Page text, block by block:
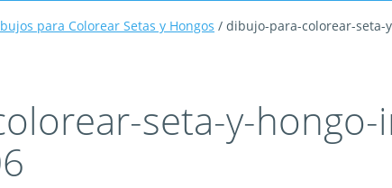
para Colorear Setas y Hongos / dibujo-para-colorear-seta-
seta-y-hongo-